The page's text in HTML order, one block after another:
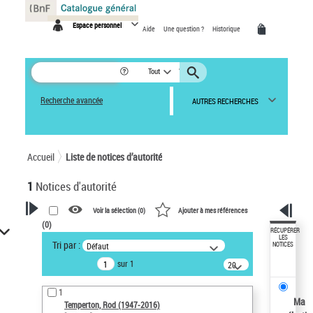
Espace personnel Aide Une question ? Historique
Tout
Recherche avancée AUTRES RECHERCHES
Accueil Liste de notices d’autorité
1 Notices d'autorité
VOTRE RECHERCHE
Recherche avancée dans les
notices d’autorité
Œuvres liées à l'auteur :
Temperton, Rod (1947-2016)
Voir la sélection (0) Ajouter à mes références
(0)
Tri par : Défaut
sur 1
20
résultats/page
1
Temperton, Rod (1947-2016)
RÉCUPÉRER
LES
NOTICES
Ma
Panneau de gestion des cookies